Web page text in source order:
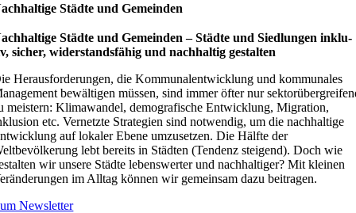
Städte und Gemeinden
Städte und Gemeinden – Städte und Sied­lun­gen inklu­
sicher, wider­stands­fä­hig und nach­hal­tig gestal­ten
Herausforderungen, die Kommunalentwicklung und kommunales
bewältigen müssen, sind immer öfter nur
meistern: Klimawandel, demografische Entwicklung, Migration,
etc. Vernetzte Strategien sind notwendig, um die nachhaltige
auf lokaler Ebene umzusetzen. Die Hälfte der
lebt bereits in Städten (Tendenz steigend). Doch wie
wir unsere Städte lebenswerter und nachhaltiger? Mit kleinen
im Alltag können wir gemeinsam dazu beitragen.
Newsletter